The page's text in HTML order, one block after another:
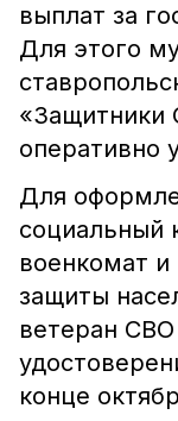
выплат за
Для этого
«Защитники
оперативно
Для
социальный
военкомат и
защиты
ветеран
конце